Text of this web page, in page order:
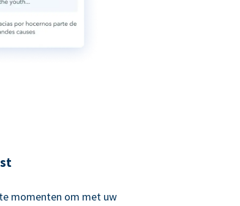
momenten om met uw